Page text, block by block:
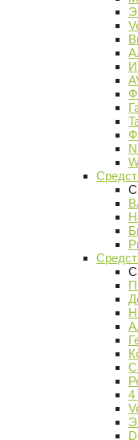
4